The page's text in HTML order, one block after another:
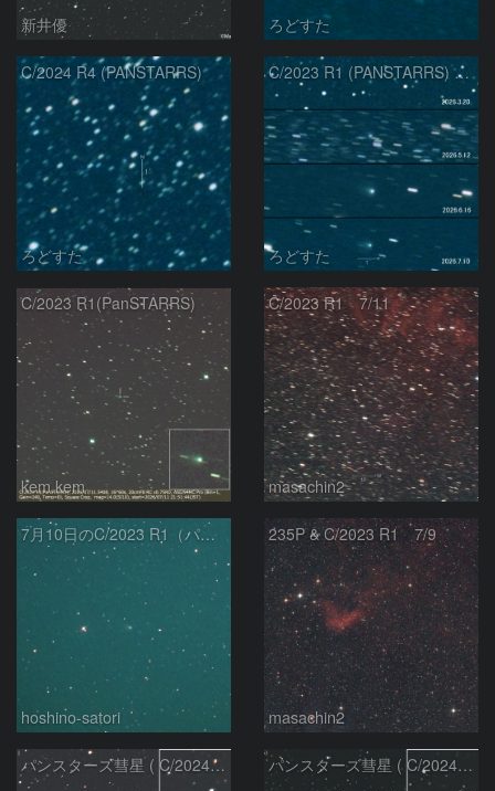
新井優 ろどすた
C/2024 R4 (PANSTARRS)
ろどすた
C/2023 R1 (PANSTARRS) の変化
ろどすた
C/2023 R1(PanSTARRS)
kem.kem
C/2023 R1 7/11
masachin2
7月10日のC/2023 R1（パンスターズ彗星）
hoshino-satori
235P & C/2023 R1 7/9
masachin2
パンスターズ彗星 ( C/2024R4 )：2026/06/28 パンスターズ彗星 ( C/2024G4 )の予報位置：2026/06/23